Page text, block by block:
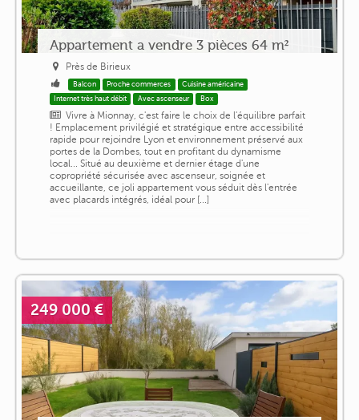
Appartement a vendre 3 pièces 64 m²
Près de Birieux
Balcon Proche commerces
Cuisine américaine
Internet très haut débit
Avec ascenseur Box
Vivre à Mionnay, c'est faire le choix de l'équilibre parfait
! Emplacement privilégié et stratégique entre accessibilité
rapide pour rejoindre Lyon et environnement préservé aux
portes de la Dombes, tout en profitant du dynamisme
local... Situé au deuxième et dernier étage d'une
copropriété sécurisée avec ascenseur, soignée et
accueillante, ce joli appartement vous séduit dès l'entrée
avec placards intégrés, idéal pour [...]
249 000 €